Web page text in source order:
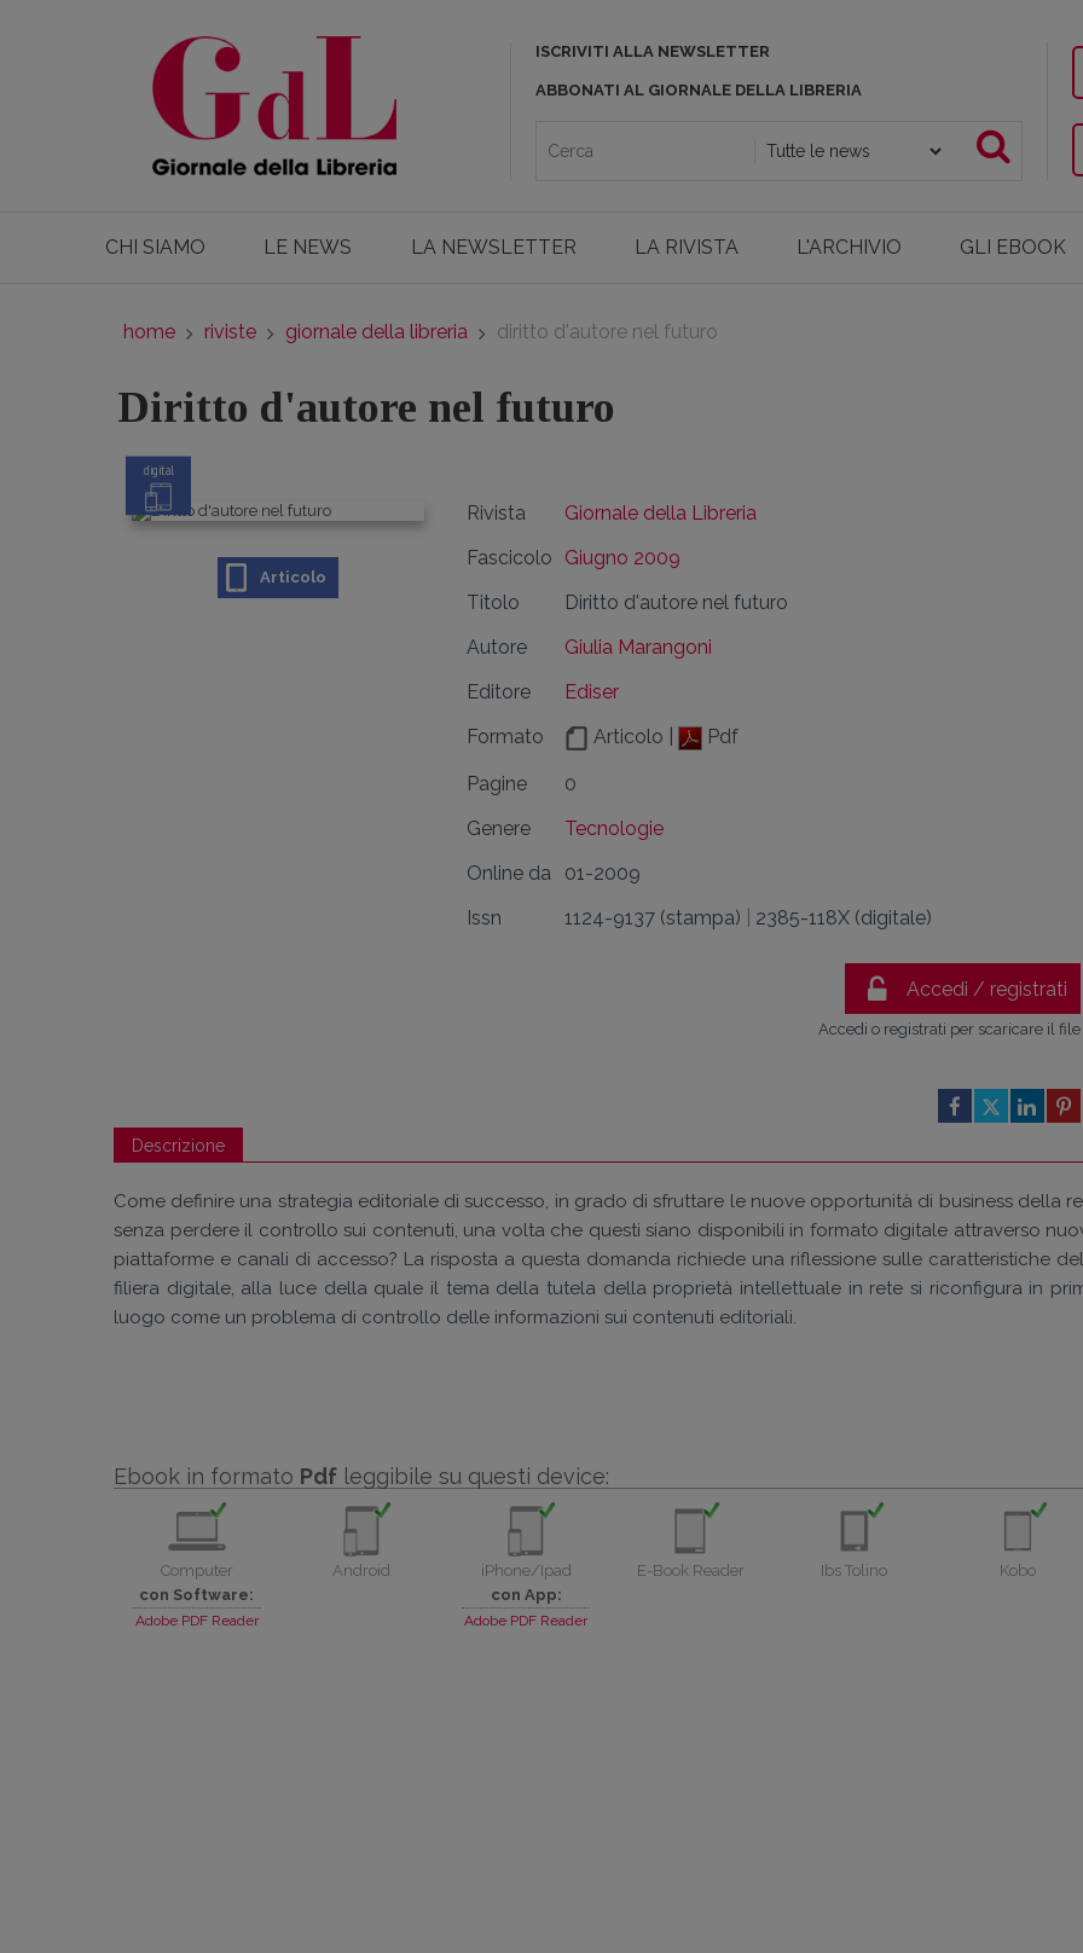
ISCRIVITI ALLA NEWSLETTER
ABBONATI AL GIORNALE DELLA LIBRERIA
CHI SIAMO LE NEWS LA NEWSLETTER LA RIVISTA L'ARCHIVIO GLI EBOOK
home riviste giornale della libreria diritto d'autore nel futuro
Diritto d'autore nel futuro
digital
Articolo
Rivista
Giornale della Libreria
Fascicolo
Giugno 2009
Titolo
Diritto d'autore nel futuro
Autore
Giulia Marangoni
Editore
Ediser
Formato
Articolo | Pdf
Pagine
0
Genere
Tecnologie
Online da
01-2009
Issn
1124-9137 (stampa) 2385-118X (digitale)
Accedi / registrati
Accedi o registrati per scaricare il file
Descrizione
Come definire una strategia editoriale di successo, in grado di sfruttare le nuove opportunità di business della
senza perdere il controllo sui contenuti, una volta che questi siano disponibili in formato digitale attraverso
piattaforme e canali di accesso? La risposta a questa domanda richiede una riflessione sulle caratteristiche
filiera digitale, alla luce della quale il tema della tutela della proprietà intellettuale in rete si riconfigura in
luogo come un problema di controllo delle informazioni sui contenuti editoriali.
Ebook in formato Pdf leggibile su questi device:
Computer
con Software:
Adobe PDF Reader
Android
iPhone/Ipad
con App:
Adobe PDF Reader
E-Book Reader Ibs Tolino Kobo